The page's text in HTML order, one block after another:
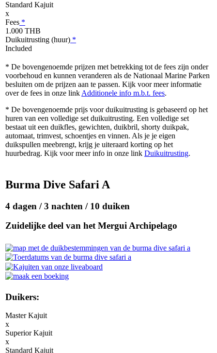
Standard Kajuit
x
Fees *
1.000 THB
Duikuitrusting (huur) *
Included
* De bovengenoemde prijzen met betrekking tot de fees zijn onder
voorbehoud en kunnen veranderen als de Nationaal Marine Parken
besluiten om de prijzen aan te passen. Kijk voor meer informatie
over de fees in onze link Additionele info m.b.t. fees.
* De bovengenoemde prijs voor duikuitrusting is gebaseerd op het
huren van een volledige set duikuitrusting. Een volledige set
bestaat uit een duikfles, gewichten, duikbril, shorty duikpak,
automaat, trimvest, schoentjes en vinnen. Als je je eigen
duikspullen meebrengt, krijg je uiteraard korting op het
huurbedrag. Kijk voor meer info in onze link Duikuitrusting.
Burma Dive Safari A
4 dagen / 3 nachten / 10 duiken
Zuidelijke deel van het Mergui Archipelago
Duikers:
Master Kajuit
x
Superior Kajuit
x
Standard Kajuit